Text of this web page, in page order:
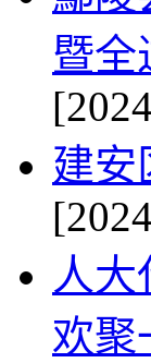
暨全
建安
人
欢聚